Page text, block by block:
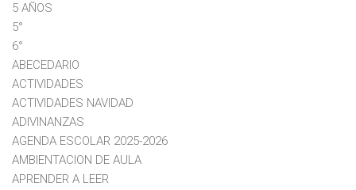
5 AÑOS
5°
6°
ABECEDARIO
ACTIVIDADES
ACTIVIDADES NAVIDAD
ADIVINANZAS
AGENDA ESCOLAR 2025-2026
AMBIENTACION DE AULA
APRENDER A LEER